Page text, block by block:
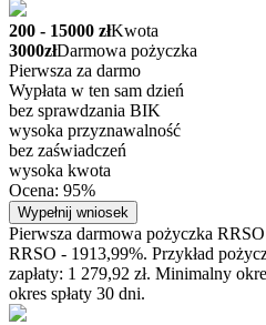
200 - 15000 złKwota
3000złDarmowa pożyczka
Pierwsza za darmo
Wypłata w ten sam dzień
bez sprawdzania BIK
wysoka przyznawalność
bez zaświadczeń
wysoka kwota
Ocena: 95%
Wypełnij wniosek
Pierwsza darmowa pożyczka
RRSO - 1913,99%. Przykład
zapłaty: 1 279,92 zł. Minimalny
okres spłaty 30 dni.